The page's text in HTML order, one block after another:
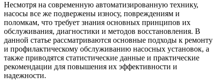
Несмотря на современную автоматизированную технику,
насосы все же подвержены износу, повреждениям и
поломкам, что требует знания основных принципов их
обслуживания, диагностики и методов восстановления. В
данной статье рассматриваются основные подходы к ремонту
и профилактическому обслуживанию насосных установок, а
также приводятся статистические данные и практические
рекомендации для повышения их эффективности и
надежности.